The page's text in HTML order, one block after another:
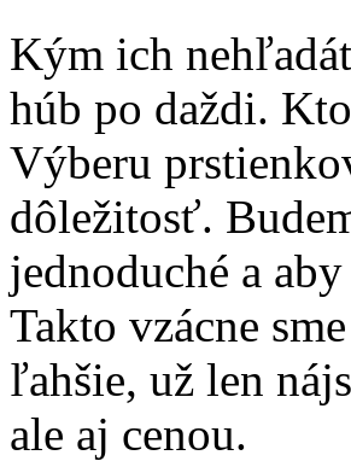
Kým ich
húb po daždi.
Výberu
dôležitosť.
jednoduché a
Takto vzácne
ľahšie, už len
ale aj cenou.